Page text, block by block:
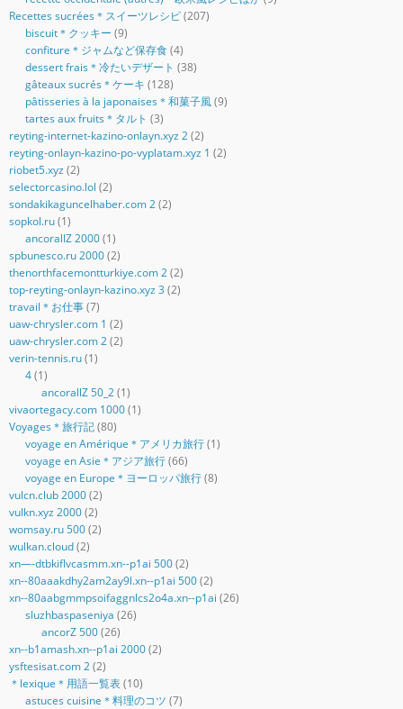
Recettes sucrées＊スイーツレシピ(207)
biscuit＊クッキー (9)
confiture＊ジャムなど保存食(4)
dessert frais＊冷たいデザート (38)
gâteaux sucrés＊ケーキ (128)
pâtisseries à la japonaises＊和菓子風(9)
tartes aux fruits＊タルト (3)
reyting-internet-kazino-onlayn.xyz 2(2)
reyting-onlayn-kazino-po-vyplatam.xyz 1 (2)
riobet5.xyz (2)
selectorcasino.lol (2)
sondakikaguncelhaber.com 2(2)
sopkol.ru(1)
ancorallZ 2000(1)
spbunesco.ru 2000(2)
thenorthfacemontturkiye.com 2(2)
top-reyting-onlayn-kazino.xyz 3 (2)
travail＊お仕事(7)
uaw-chrysler.com 1 (2)
uaw-chrysler.com 2(2)
verin-tennis.ru(1)
4(1)
ancorallZ 50_2(1)
vivaortegacy.com 1000(1)
Voyages＊旅行記(80)
voyage en Amérique＊アメリカ旅行(1)
voyage en Asie＊アジア旅行(66)
voyage en Europe＊ヨーロッパ旅行(8)
vulcn.club 2000(2)
vulkn.xyz 2000(2)
womsay.ru 500(2)
wulkan.cloud(2)
xn—-dtbkiflvcasmm.xn--p1ai 500(2)
xn--80aaakdhy2am2ay9l.xn--p1ai 500(2)
xn--80aabgmmpsoifaggnlcs2o4a.xn--p1ai (26)
sluzhbaspaseniya (26)
ancorZ 500(26)
xn--b1amash.xn--p1ai 2000(2)
ysftesisat.com 2(2)
＊lexique＊用語一覧表(10)
astuces cuisine＊料理のコツ (7)